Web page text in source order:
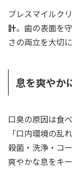
ブレスマイルク
計。歯の表面を
さの両立を大切
息を爽やか
口臭の原因は食
「口内環境の乱
殺菌・洗浄・コ
爽やかな息をキ